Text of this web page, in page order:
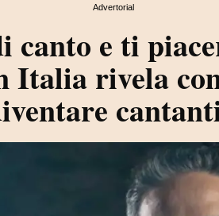
Advertorial
canto e ti
Italia rivela